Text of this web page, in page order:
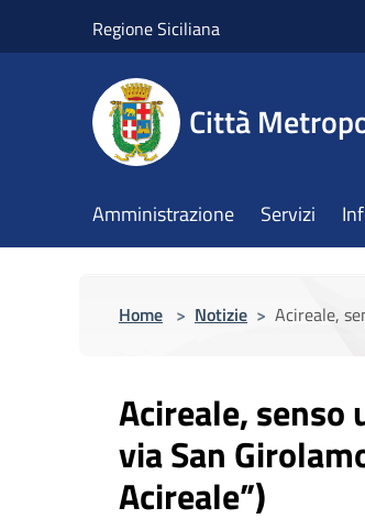
Regione Siciliana
Città
Amministrazione Servizi
Home > Notizie > Acireale,
Acireale,
via San
Acireale”)